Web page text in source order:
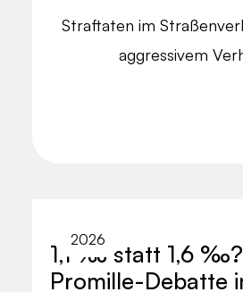
Straftaten im
aggressivem
2026
1,1 ‰ statt 1,6 ‰?
Promille-Debatte